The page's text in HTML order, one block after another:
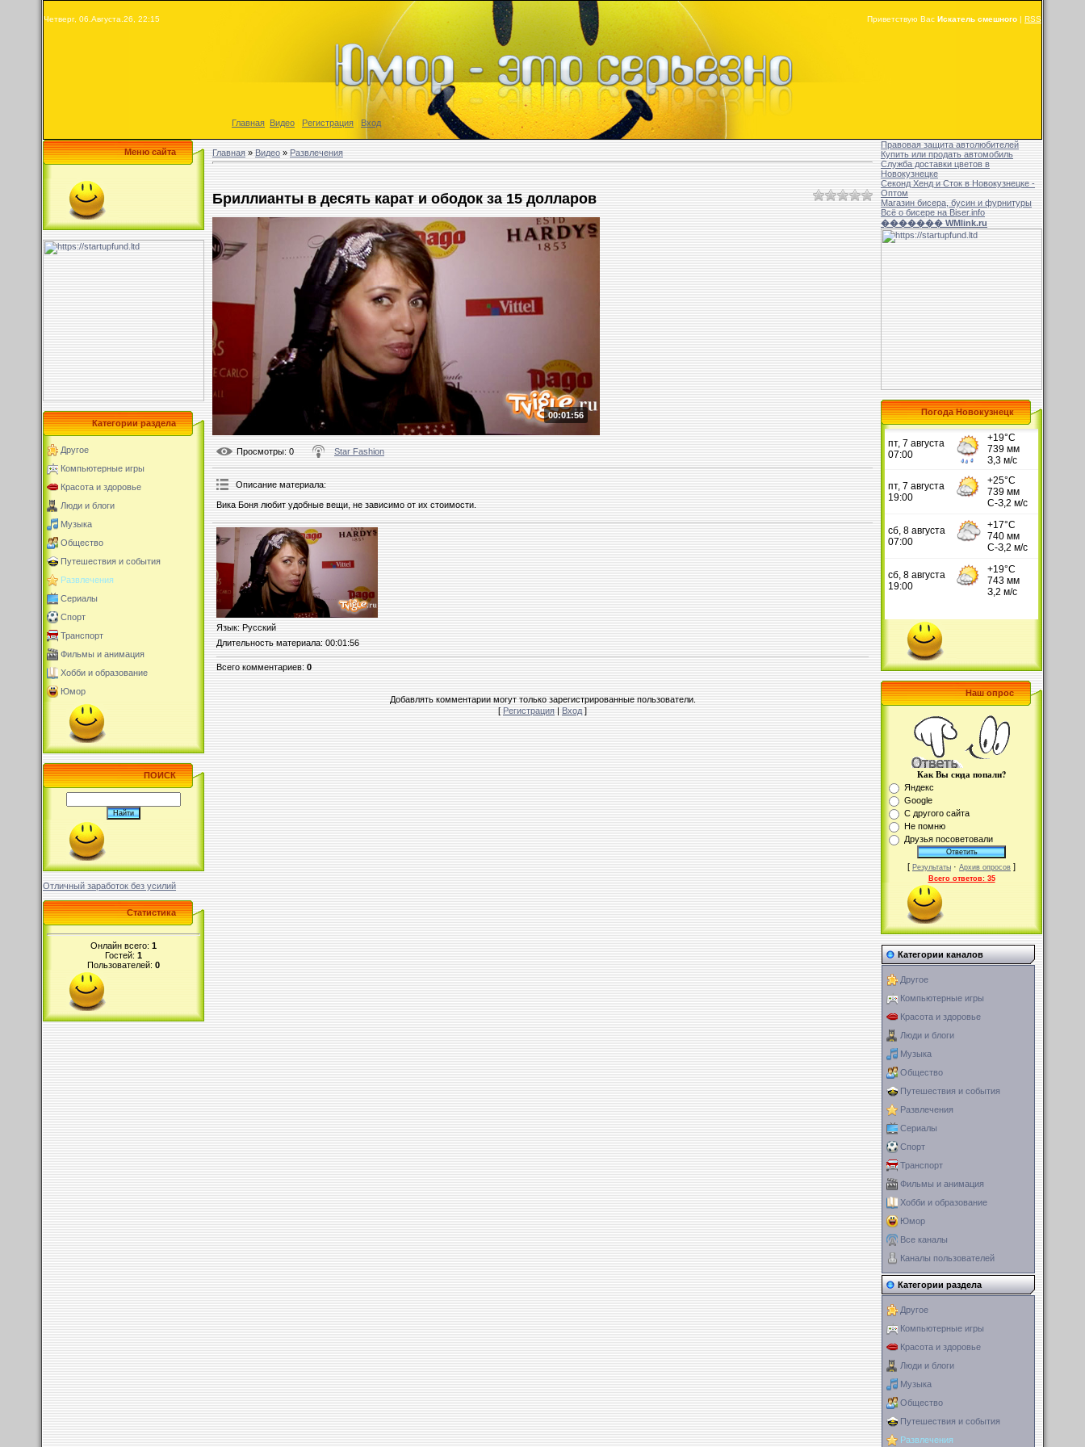
Четверг, 06.Августа.26, 22:15 Приветствую Вас Искатель смешного | RSS
Главная Видео Регистрация Вход
Меню сайта
Категории раздела
Другое
Компьютерные игры
Красота и здоровье
Люди и блоги
Музыка
Общество
Путешествия и события
Развлечения
Сериалы
Спорт
Транспорт
Фильмы и анимация
Хобби и образование
Юмор
ПОИСК
Отличный заработок без усилий
Статистика
Онлайн всего: 1
Гостей: 1
Пользователей: 0
Главная»Видео»Развлечения
Бриллианты в десять карат и ободок за 15 долларов
00:01:56
Просмотры: 0 Star Fashion
Описание материала:
Вика Боня любит удобные вещи, не зависимо от их стоимости.
Язык: Русский
Длительность материала: 00:01:56
Всего комментариев:0
Добавлять комментарии могут только зарегистрированные пользователи.
[Регистрация|Вход]
Правовая защита автолюбителей
Купить или продать автомобиль
Служба доставки цветов в
Новокузнецке
Секонд Хенд и Сток в Новокузнецке -
Оптом
Магазин бисера, бусин и фурнитуры
Всё о бисере на Biser.info
������� WMlink.ru
Погода Новокузнецк
Наш опрос
Как Вы сюда попали?
Яндекс
Google
С другого сайта
Не помню
Друзья посоветовали
[ Результаты · Архив опросов ]
Всего ответов: 35
Категории каналов
Другое
Компьютерные игры
Красота и здоровье
Люди и блоги
Музыка
Общество
Путешествия и события
Развлечения
Сериалы
Спорт
Транспорт
Фильмы и анимация
Хобби и образование
Юмор
Все каналы
Каналы пользователей
Категории раздела
Другое
Компьютерные игры
Красота и здоровье
Люди и блоги
Музыка
Общество
Путешествия и события
Развлечения